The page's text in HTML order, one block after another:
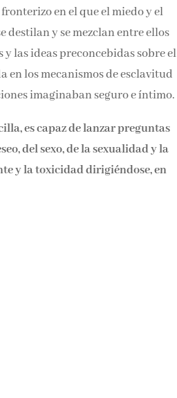
en el que el miedo y el
destilan y se mezclan entre ellos
las ideas preconcebidas sobre el
en los mecanismos de esclavitud
imaginaban seguro e íntimo.
es capaz de lanzar preguntas
del sexo, de la sexualidad y la
y la toxicidad dirigiéndose, en